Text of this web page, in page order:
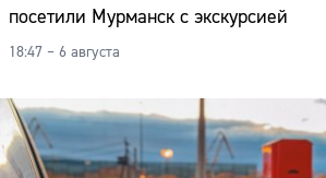
посетили Мурманск с экскурсией
18:47 – 6 августа